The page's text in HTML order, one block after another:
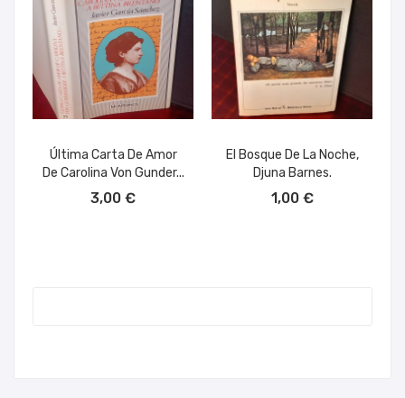
Última Carta De Amor
De Carolina Von Gunder...
3,00 €
El Bosque De La Noche,
Djuna Barnes.
1,00 €